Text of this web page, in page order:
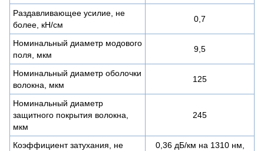
Раздавливающее усилие, не
более, кН/см
0,7
Номинальный диаметр модового
поля, мкм
9,5
Номинальный диаметр оболочки
волокна, мкм
125
Номинальный диаметр
защитного покрытия волокна,
мкм
245
Коэффициент затухания, не
0,36 дБ/км на 1310 нм,